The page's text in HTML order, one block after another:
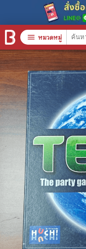
menu หมวดหมู่
ห
หนังสือทั้งหมด
stars
สินค้าใช้เฉพาะแ
📚 หนังสือทั่วไป
🦄 วรรณกรรม นิยาย
🎓 การศึกษา
😼 หนังสือการ์ตูน
🐲 หนังสือเด็ก
📕 นิตยสาร